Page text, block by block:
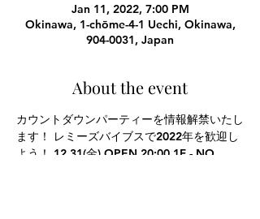
Jan 11, 2022, 7:00 PM
Okinawa, 1-chōme-4-1 Uechi, Okinawa,
904-0031, Japan
About the event
カウントダウンパーティーを情報解禁いたし
ます！ レミーズバイブスで2022年を歓迎し
よう！ 12.31(金) OPEN 20:00 1F - NO